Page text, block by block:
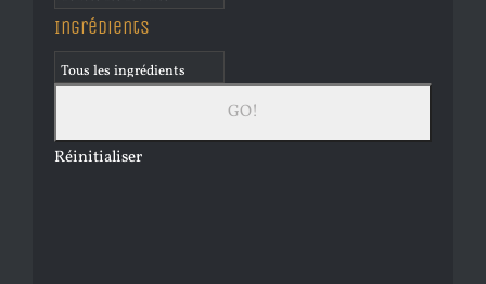
Ingrédients
Réinitialiser